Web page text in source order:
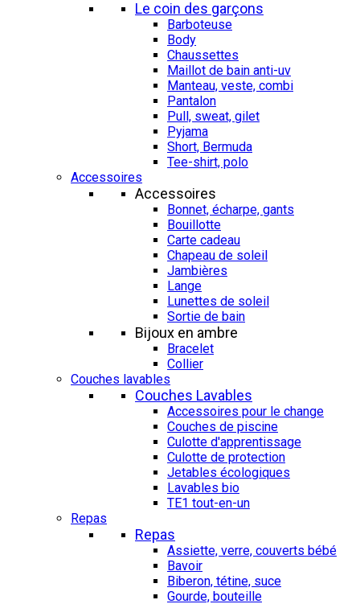
Le coin des garçons
Barboteuse
Body
Chaussettes
Maillot de bain anti-uv
Manteau, veste, combi
Pantalon
Pull, sweat, gilet
Pyjama
Short, Bermuda
Tee-shirt, polo
Accessoires
Accessoires
Bonnet, écharpe, gants
Bouillotte
Carte cadeau
Chapeau de soleil
Jambières
Lange
Lunettes de soleil
Sortie de bain
Bijoux en ambre
Bracelet
Collier
Couches lavables
Couches Lavables
Accessoires pour le change
Couches de piscine
Culotte d'apprentissage
Culotte de protection
Jetables écologiques
Lavables bio
TE1 tout-en-un
Repas
Repas
Assiette, verre, couverts bébé
Bavoir
Biberon, tétine, suce
Gourde, bouteille